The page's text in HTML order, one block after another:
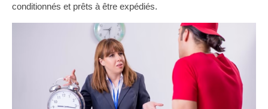
conditionnés et prêts à être expédiés.